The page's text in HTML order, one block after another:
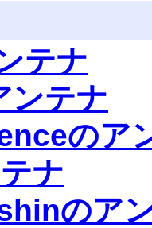
テナ
ンテナ
のア
ナ
のア